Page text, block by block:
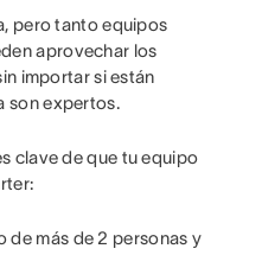
pero tanto equipos
aprovechar los
importar si están
son expertos.
clave de que tu equipo
de más de 2 personas y